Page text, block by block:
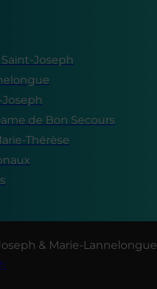
Joseph
Joseph
de Bon Secours
Thérèse
& Marie-Lannelongue